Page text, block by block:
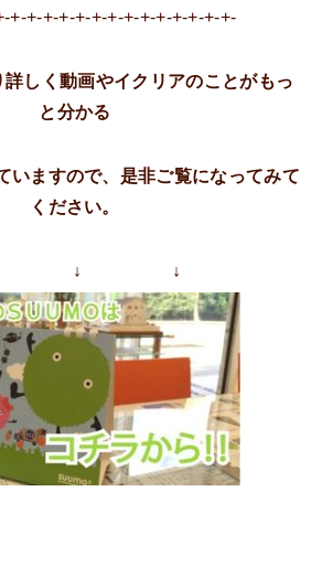
+-+-+-+-+-+-+-+-+-+-+-+-+-+-
詳しく動画やイクリアのことがもっ
と分かる
いますので、是非ご覧になってみて
ください。
↓ ↓